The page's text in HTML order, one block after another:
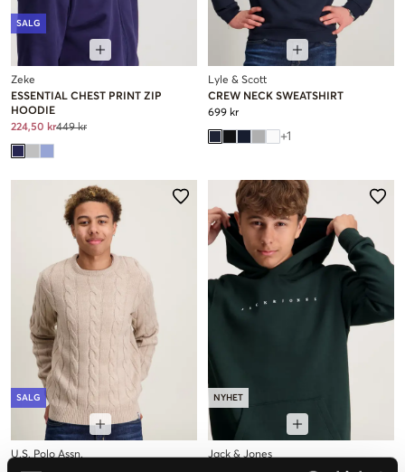
SALG
Zeke
ESSENTIAL CHEST PRINT ZIP
HOODIE
224,50 kr449 kr
Lyle & Scott
CREW NECK SWEATSHIRT
699 kr
+1
SALG
U.S. Polo Assn.
NYHET
Jack & Jones